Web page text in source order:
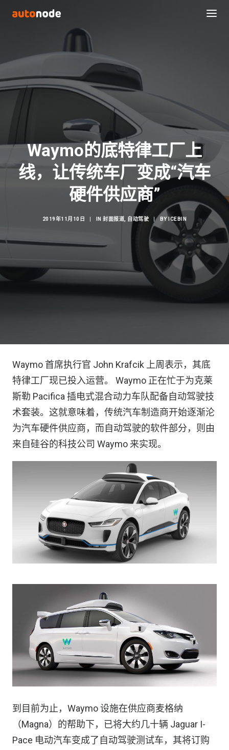
Search
Waymo的底特律工厂上
线，让传统车厂变成“汽车
硬件供应商”
2019年11月10日 IN封面报道 自动驾驶 | BY ICEBIN
Waymo 首席执行官 John Krafcik 上周表示，其底
特律工厂现已投入运营。 Waymo 正在忙于为克莱
斯勒 Pacifica 插电式混合动力车队配备自动驾驶技
术套装。这就意味着，传统汽车制造商开始逐渐沦
为汽车硬件供应商，而自动驾驶的软件部分，则由
来自硅谷的科技公司 Waymo 来实现。
到目前为止，Waymo 设施在供应商麦格纳
（Magna）的帮助下，已将大约几十辆 Jaguar I-
Pace 电动汽车变成了自动驾驶测试车，其将订购